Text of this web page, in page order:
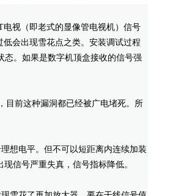
电视（即老式的显像管电视机） 信号
会出现雪花点之类。安装调试过程
态。如果是数字机顶盒接收的信号强
前这种漏洞都已经被广电堵死。所
想电平。但不可以短距离内连续加装
信号严重失真，信号指标降低。